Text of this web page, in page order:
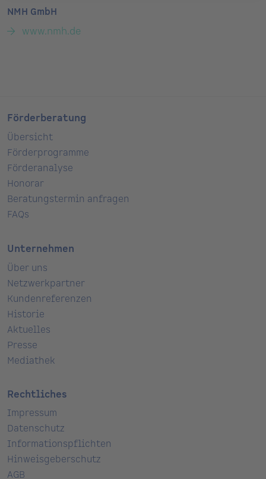
NMH GmbH
www.nmh.de
Förderberatung
Übersicht
Förderprogramme
Förderanalyse
Honorar
Beratungstermin anfragen
FAQs
Unternehmen
Über uns
Netzwerkpartner
Kundenreferenzen
Historie
Aktuelles
Presse
Mediathek
Rechtliches
Impressum
Datenschutz
Informationspflichten
Hinweisgeberschutz
AGB